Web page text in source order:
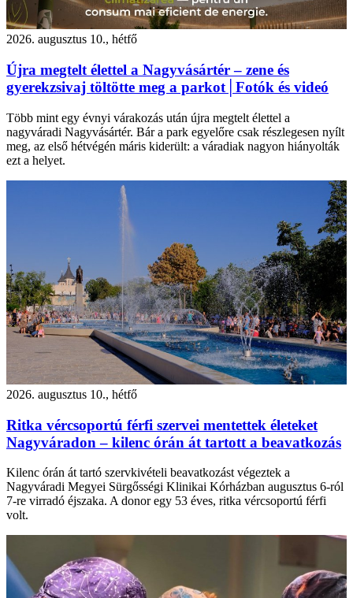
2026. augusztus 10., hétfő
Újra megtelt élettel a Nagyvásártér – zene és
gyerekzsivaj töltötte meg a parkot│Fotók és videó
Több mint egy évnyi várakozás után újra megtelt élettel a
nagyváradi Nagyvásártér. Bár a park egyelőre csak részlegesen nyílt
meg, az első hétvégén máris kiderült: a váradiak nagyon hiányolták
ezt a helyet.
2026. augusztus 10., hétfő
Ritka vércsoportú férfi szervei mentettek életeket
Nagyváradon – kilenc órán át tartott a beavatkozás
Kilenc órán át tartó szervkivételi beavatkozást végeztek a
Nagyváradi Megyei Sürgősségi Klinikai Kórházban augusztus 6-ról
7-re virradó éjszaka. A donor egy 53 éves, ritka vércsoportú férfi
volt.